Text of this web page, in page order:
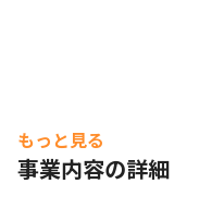
もっと見る
事業内容の詳細